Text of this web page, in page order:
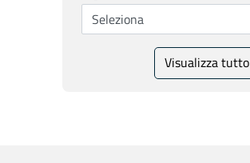
Visualizza tutto